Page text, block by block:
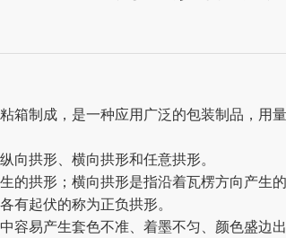
箱制成，是一种应用广泛的包装制品，用
拱形、横向拱形和任意拱形。
拱形；横向拱形是指沿着瓦楞方向产生
有起伏的称为正负拱形。
易产生套色不准、着墨不匀、颜色盛边